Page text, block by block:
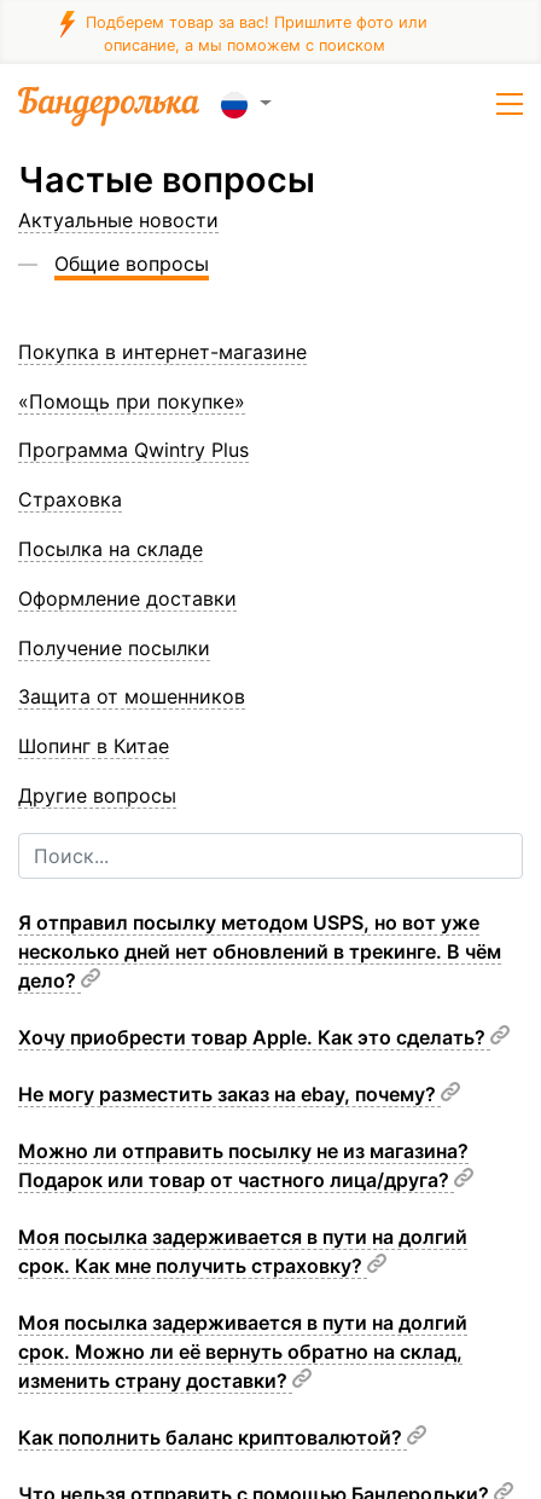
Подберем товар за вас! Пришлите фото или
описание, а мы поможем с поиском
Частые вопросы
Актуальные новости
Общие вопросы
Покупка в интернет-магазине
«Помощь при покупке»
Программа Qwintry Plus
Страховка
Посылка на складе
Оформление доставки
Получение посылки
Защита от мошенников
Шопинг в Китае
Другие вопросы
Я отправил посылку методом USPS, но вот уже
несколько дней нет обновлений в трекинге. В чём
дело?
Хочу приобрести товар Apple. Как это сделать?
Не могу разместить заказ на ebay, почему?
Можно ли отправить посылку не из магазина?
Подарок или товар от частного лица/друга?
Моя посылка задерживается в пути на долгий
срок. Как мне получить страховку?
Моя посылка задерживается в пути на долгий
срок. Можно ли её вернуть обратно на склад,
изменить страну доставки?
Как пополнить баланс криптовалютой?
Что нельзя отправить с помощью Бандерольки?